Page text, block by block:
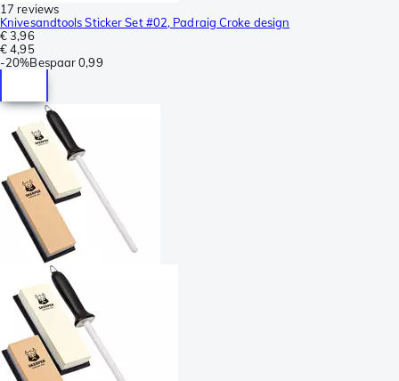
17 reviews
Knivesandtools Sticker Set #02, Padraig Croke design
€ 3,96
€ 4,95
-20%Bespaar 0,99